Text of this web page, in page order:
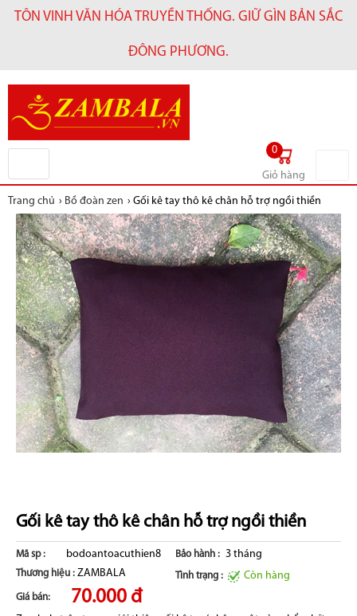
TÔN VINH VĂN HÓA TRUYỀN THỐNG. GIỮ GÌN BẢN SẮC
ĐÔNG PHƯƠNG.
0
Giỏ hàng
Trang chủ › Bồ đoàn zen › Gối kê tay thô kê chân hỗ trợ ngồi thiền
Gối kê tay thô kê chân hỗ trợ ngồi thiền
Mã sp : bodoantoacuthien8 Bảo hành : 3 tháng
Thương hiệu : ZAMBALA Tình trạng : Còn hàng
Giá bán: 70.000 đ